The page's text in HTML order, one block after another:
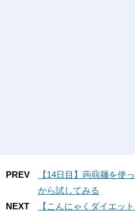
PREV
【14日目】蒟蒻麺を使
から試してみる
NEXT
【こんにゃくダイエッ